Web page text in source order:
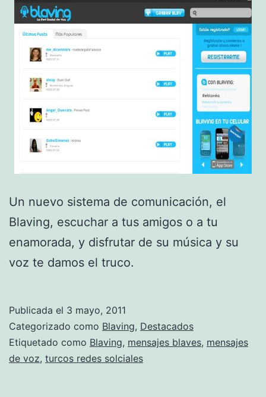
Un nuevo sistema de comunicación, el
Blaving, escuchar a tus amigos o a tu
enamorada, y disfrutar de su música y su
voz te damos el truco.
Publicada el 3 mayo, 2011
Categorizado como Blaving, Destacados
Etiquetado como Blaving, mensajes blaves, mensajes
de voz, turcos redes solciales